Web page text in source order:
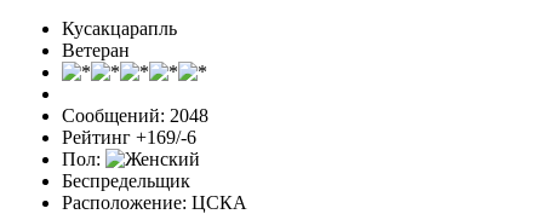
Кусакцарапль
Ветеран
Сообщений: 2048
Рейтинг +169/-6
Пол:
Беспредельщик
Расположение: ЦСКА